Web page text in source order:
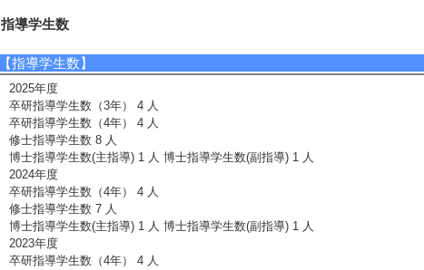
指導学生数
【指導学生数】
2025年度
卒研指導学生数（3年） 4 人
卒研指導学生数（4年） 4 人
修士指導学生数 8 人
博士指導学生数(主指導) 1 人 博士指導学生数(副指導) 1 人
2024年度
卒研指導学生数（4年） 4 人
修士指導学生数 7 人
博士指導学生数(主指導) 1 人 博士指導学生数(副指導) 1 人
2023年度
卒研指導学生数（4年） 4 人